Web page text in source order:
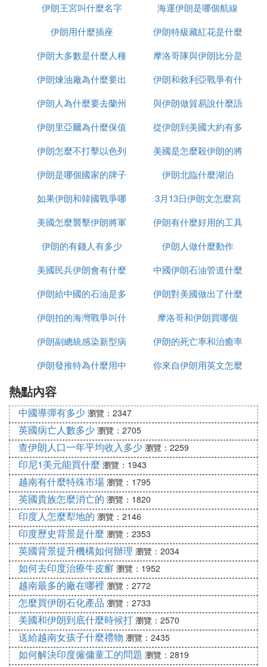
『叄』 伊朗電器插座插足是什麼標准
伊朗(Iran)插頭詳細信息
地區：伊朗Iran
說明：三極與德國相似
電流：16A
頻率：50Hz
轉換插頭：歐標/德標
確認指數：★★★
歐式插頭（兩圓）說明:
歐標插頭（兩圓）的製造標准按CE標准執行。歐標
羅斯等大部分歐洲國家使用，由於這個標准在整個歐
洲普遍使用，我們把它稱為是「歐洲大陸」的標准。
插頭是兩個圓柱，跨距為19mm,接地級是通過兩側插
頭接地完成的。中歐和東歐7/7歐式插頭有嵌入式插
腳，法國和比利時插座與之相似。在歐洲標准插座電
氣參數是10A-16A230ACV交流電源。歐標插座是世
界上最安全的插座，接地最特殊主要是考慮人得安
註：義大利標插頭是三圓柱一條線，丹麥標和瑞士標
插頭是三圓柱成三角形狀，都是有直接接地級插腳。
瑞典國醫療用途的插頭要求是注塑一體禁止接線插頭
使用。
俄羅斯認證機構GOST規格要求中歐和東歐7/7插頭是
16A的標准。
名
麼梗
伊朗王宮叫什麼名字
海運伊朗是哪個航線
伊朗用什麼插座
伊朗特級藏紅花是什麼
伊朗大多數是什麼人種
摩洛哥隊與伊朗比分是
多少
伊朗煉油廠為什麼要出
售
伊朗和敘利亞戰爭有什
麼區別
伊朗人為什麼要去蘭州
與伊朗做貿易說什麼語
種
伊朗里亞爾為什麼保值
從伊朗到美國大約有多
少千米
伊朗怎麼不打擊以色列
美國是怎麼殺伊朗的將
軍的
伊朗是哪個國家的牌子
伊朗北臨什麼湖泊
如果伊朗和韓國戰爭哪
個贏
3月13日伊朗文怎麼寫
美國怎麼襲擊伊朗將軍
的
伊朗有什麼好用的工具
伊朗的有錢人有多少
伊朗人做什麼動作
美國民兵伊朗會有什麼
反應
中國伊朗石油管道什麼
時候建完
伊朗給中國的石油是多
少一桶
伊朗對美國做出了什麼
反應
伊朗拍的海灣戰爭叫什
麼名字
摩洛哥和伊朗買哪個
伊朗副總統感染新型病
毒有多少
伊朗的死亡率和治癒率
為什麼都高
伊朗發推特為什麼用中
你來自伊朗用英文怎麼
熱點內容
中國導彈有多少 瀏覽：2347
英國病亡人數多少 瀏覽：2705
查伊朗人口一年平均收入多少 瀏覽：2259
印尼1美元能買什麼 瀏覽：1943
越南有什麼特殊市場 瀏覽：1795
英國貴族怎麼消亡的 瀏覽：1820
印度人怎麼犁地的 瀏覽：2146
印度歷史背景是什麼 瀏覽：2353
英國背景提升機構如何辦理 瀏覽：2034
如何去印度治療牛皮癬 瀏覽：1952
越南最多的廠在哪裡 瀏覽：2772
怎麼買伊朗石化產品 瀏覽：2733
美國和伊朗到底什麼時候打 瀏覽：2570
送給越南女孩子什麼禮物 瀏覽：2435
如何解決印度僱傭童工的問題 瀏覽：2819